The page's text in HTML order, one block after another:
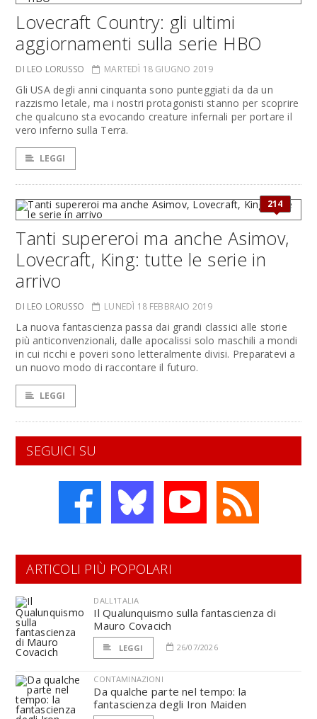
Lovecraft Country: gli ultimi
aggiornamenti sulla serie HBO
DI LEO LORUSSO MARTEDÌ 18 GIUGNO 2019
Gli USA degli anni cinquanta sono punteggiati da da un
razzismo letale, ma i nostri protagonisti stanno per scoprire
che qualcuno sta evocando creature infernali per portare il
vero inferno sulla Terra.
LEGGI
214
Tanti supereroi ma anche Asimov,
Lovecraft, King: tutte le serie in
arrivo
DI LEO LORUSSO LUNEDÌ 18 FEBBRAIO 2019
La nuova fantascienza passa dai grandi classici alle storie
più anticonvenzionali, dalle apocalissi solo maschili a mondi
in cui ricchi e poveri sono letteralmente divisi. Preparatevi a
un nuovo modo di raccontare il futuro.
LEGGI
SEGUICI SU
ARTICOLI PIÙ POPOLARI
DALL'ITALIA
Il Qualunquismo sulla fantascienza di
Mauro Covacich
LEGGI 26/07/2026
CONTAMINAZIONI
Da qualche parte nel tempo: la
fantascienza degli Iron Maiden